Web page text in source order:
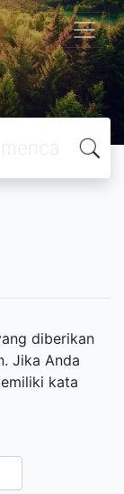
diberikan
Jika Anda
kata